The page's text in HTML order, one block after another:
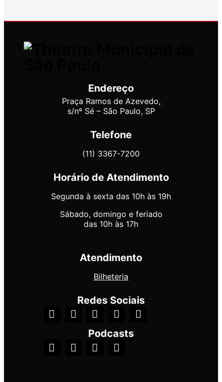
Endereço
Praça Ramos de Azevedo,
s/nº Sé – São Paulo, SP
Telefone
(11) 3367-7200
Horário de Atendimento
Segunda à sexta das 10h às 19h
Sábado, domingo e feriado
das 10h às 17h
Atendimento
Bilheteria
Redes Sociais
Podcasts